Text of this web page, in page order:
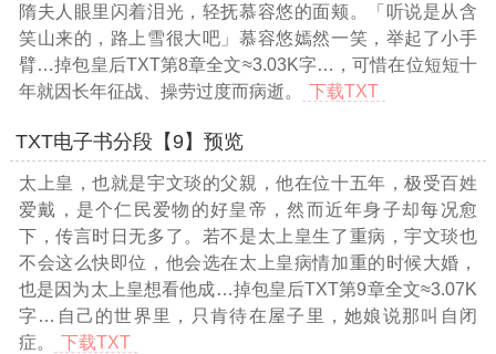
隋夫人眼里闪着泪光，轻抚慕容悠的面颊。「听说是从含
笑山来的，路上雪很大吧」慕容悠嫣然一笑，举起了小手
臂…掉包皇后TXT第8章全文≈3.03K字… ，可惜在位短短十
年就因长年征战、操劳过度而病逝。
下载TXT
TXT电子书分段【9】预览
太上皇，也就是宇文琰的父親，他在位十五年，极受百姓
爱戴，是个仁民爱物的好皇帝，然而近年身子却每况愈
下，传言时日无多了。若不是太上皇生了重病，宇文琰也
不会这么快即位，他会选在太上皇病情加重的时候大婚，
也是因为太上皇想看他成…掉包皇后TXT第9章全文≈3.07K
字… 自己的世界里，只肯待在屋子里，她娘说那叫自闭
症。
下载TXT